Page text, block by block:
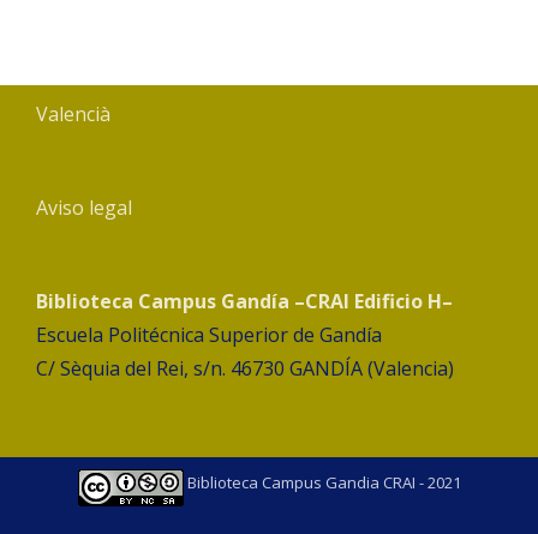
Valencià
Aviso legal
Biblioteca Campus Gandía –CRAI Edificio H–
Escuela Politécnica Superior de Gandía
C/ Sèquia del Rei, s/n. 46730 GANDÍA (Valencia)
Biblioteca Campus Gandia CRAI - 2021